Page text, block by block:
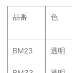
品番 色
BM23 透明